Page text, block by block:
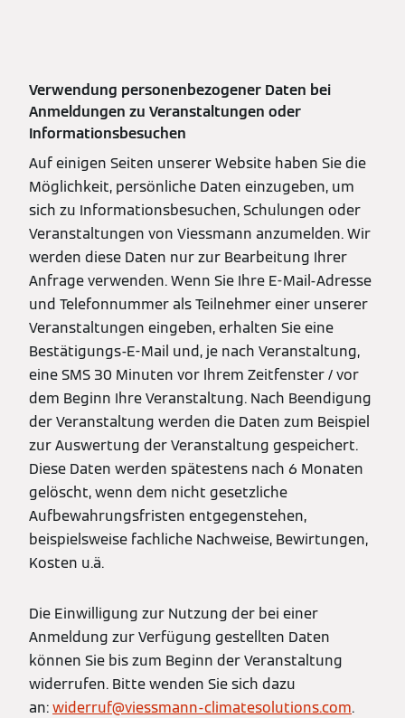
Verwendung personenbezogener Daten bei
Anmeldungen zu Veranstaltungen oder
Informationsbesuchen
Auf einigen Seiten unserer Website haben Sie die
Möglichkeit, persönliche Daten einzugeben, um
sich zu Informationsbesuchen, Schulungen oder
Veranstaltungen von Viessmann anzumelden. Wir
werden diese Daten nur zur Bearbeitung Ihrer
Anfrage verwenden. Wenn Sie Ihre E-Mail-Adresse
und Telefonnummer als Teilnehmer einer unserer
Veranstaltungen eingeben, erhalten Sie eine
Bestätigungs-E-Mail und, je nach Veranstaltung,
eine SMS 30 Minuten vor Ihrem Zeitfenster / vor
dem Beginn Ihre Veranstaltung. Nach Beendigung
der Veranstaltung werden die Daten zum Beispiel
zur Auswertung der Veranstaltung gespeichert.
Diese Daten werden spätestens nach 6 Monaten
gelöscht, wenn dem nicht gesetzliche
Aufbewahrungsfristen entgegenstehen,
beispielsweise fachliche Nachweise, Bewirtungen,
Kosten u.ä.
Die Einwilligung zur Nutzung der bei einer
Anmeldung zur Verfügung gestellten Daten
können Sie bis zum Beginn der Veranstaltung
widerrufen. Bitte wenden Sie sich dazu
an:widerruf@viessmann-climatesolutions.com.